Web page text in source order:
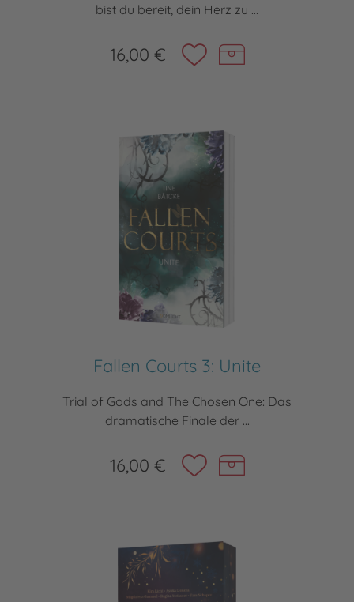
bist du bereit, dein Herz zu ...
16,00 €
Fallen Courts 3: Unite
Trial of Gods and The Chosen One: Das
dramatische Finale der ...
16,00 €